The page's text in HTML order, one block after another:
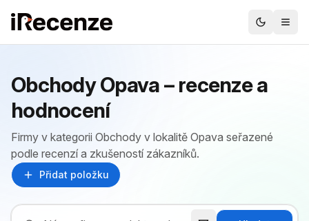
Obchody Opava – recenze a
hodnocení
Firmy v kategorii Obchody v lokalitě Opava seřazené
podle recenzí a zkušeností zákazníků.
Přidat položku